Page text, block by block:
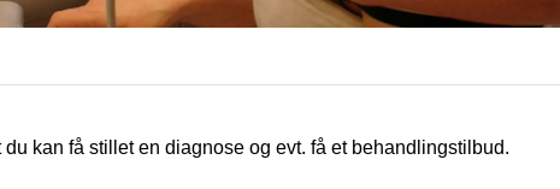
kan få stillet en diagnose og evt. få et behandlingstilbud.